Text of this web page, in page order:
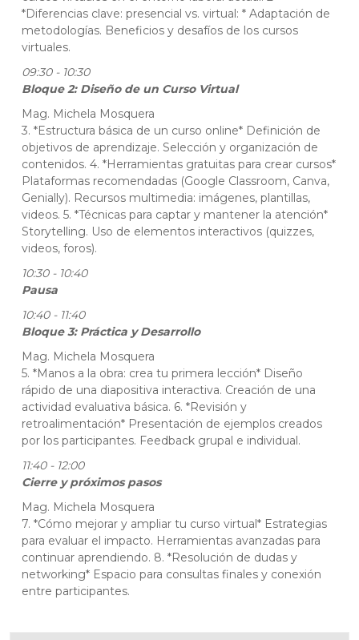
*Diferencias clave: presencial vs. virtual: * Adaptación de
metodologías. Beneficios y desafíos de los cursos
virtuales.
09:30 - 10:30
Bloque 2: Diseño de un Curso Virtual
Mag. Michela Mosquera
3. *Estructura básica de un curso online* Definición de
objetivos de aprendizaje. Selección y organización de
contenidos. 4. *Herramientas gratuitas para crear cursos*
Plataformas recomendadas (Google Classroom, Canva,
Genially). Recursos multimedia: imágenes, plantillas,
videos. 5. *Técnicas para captar y mantener la atención*
Storytelling. Uso de elementos interactivos (quizzes,
videos, foros).
10:30 - 10:40
Pausa
10:40 - 11:40
Bloque 3: Práctica y Desarrollo
Mag. Michela Mosquera
5. *Manos a la obra: crea tu primera lección* Diseño
rápido de una diapositiva interactiva. Creación de una
actividad evaluativa básica. 6. *Revisión y
retroalimentación* Presentación de ejemplos creados
por los participantes. Feedback grupal e individual.
11:40 - 12:00
Cierre y próximos pasos
Mag. Michela Mosquera
7. *Cómo mejorar y ampliar tu curso virtual* Estrategias
para evaluar el impacto. Herramientas avanzadas para
continuar aprendiendo. 8. *Resolución de dudas y
networking* Espacio para consultas finales y conexión
entre participantes.